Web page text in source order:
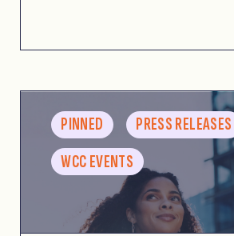
PINNED
PRESS RELEASES
WCC EVENTS